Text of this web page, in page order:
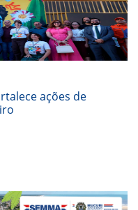
ações de